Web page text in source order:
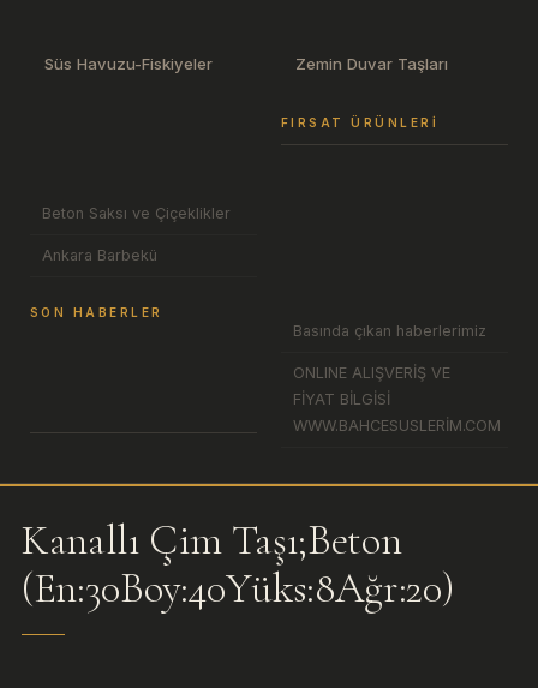
Süs Havuzu-Fiskiyeler Zemin Duvar Taşları
FIRSAT ÜRÜNLERI
Beton Saksı ve Çiçeklikler
Ankara Barbekü
SON HABERLER
Basında çıkan haberlerimiz
ONLINE ALIŞVERİŞ VE
FİYAT BİLGİSİ
WWW.BAHCESUSLERİM.COM
Kanallı Çim Taşı;Beton
(En:30Boy:40Yüks:8Ağr:20)